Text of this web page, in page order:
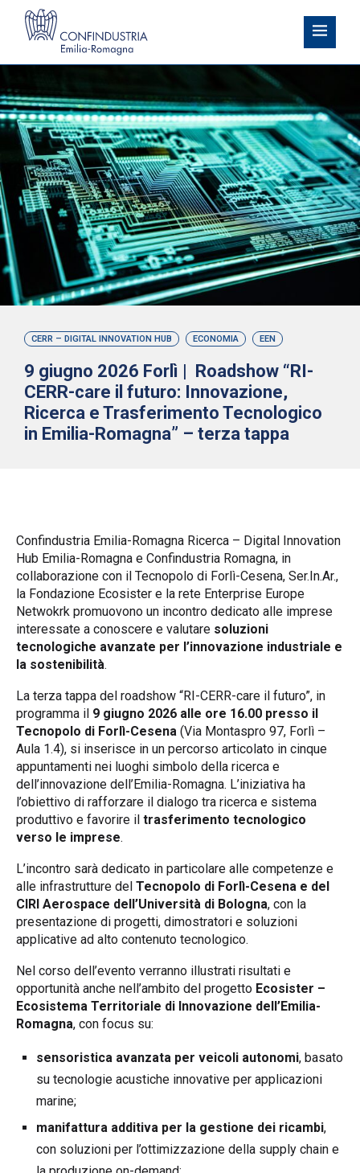
CERR – DIGITAL INNOVATION HUB ECONOMIA EEN
9 giugno 2026 Forlì | Roadshow “RI-
CERR-care il futuro: Innovazione,
Ricerca e Trasferimento Tecnologico
in Emilia-Romagna” – terza tappa
Confindustria Emilia-Romagna Ricerca – Digital Innovation
Hub Emilia-Romagna e Confindustria Romagna, in
collaborazione con il Tecnopolo di Forlì-Cesena, Ser.In.Ar.,
la Fondazione Ecosister e la rete Enterprise Europe
Netwokrk promuovono un incontro dedicato alle imprese
interessate a conoscere e valutare soluzioni
tecnologiche avanzate per l’innovazione industriale e
la sostenibilità.
La terza tappa del roadshow “RI-CERR-care il futuro”, in
programma il 9 giugno 2026 alle ore 16.00 presso il
Tecnopolo di Forlì-Cesena (Via Montaspro 97, Forlì –
Aula 1.4), si inserisce in un percorso articolato in cinque
appuntamenti nei luoghi simbolo della ricerca e
dell’innovazione dell’Emilia-Romagna. L’iniziativa ha
l’obiettivo di rafforzare il dialogo tra ricerca e sistema
produttivo e favorire il trasferimento tecnologico
verso le imprese.
L’incontro sarà dedicato in particolare alle competenze e
alle infrastrutture del Tecnopolo di Forlì-Cesena e del
CIRI Aerospace dell’Università di Bologna, con la
presentazione di progetti, dimostratori e soluzioni
applicative ad alto contenuto tecnologico.
Nel corso dell’evento verranno illustrati risultati e
opportunità anche nell’ambito del progetto Ecosister –
Ecosistema Territoriale di Innovazione dell’Emilia-
Romagna, con focus su:
sensoristica avanzata per veicoli autonomi, basato
su tecnologie acustiche innovative per applicazioni
marine;
manifattura additiva per la gestione dei ricambi,
con soluzioni per l’ottimizzazione della supply chain e